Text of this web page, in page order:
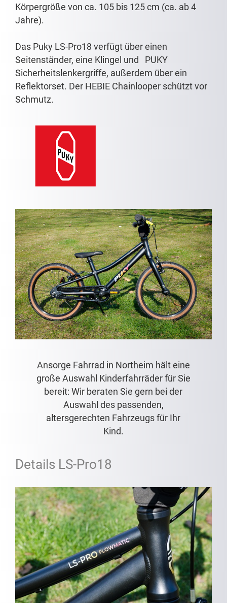
Körpergröße von ca. 105 bis 125 cm (ca. ab 4
Jahre).
Das Puky LS-Pro18 verfügt über einen
Seitenständer, eine Klingel und PUKY
Sicherheitslenkergriffe, außerdem über ein
Reflektorset. Der HEBIE Chainlooper schützt vor
Schmutz.
Ansorge Fahrrad in Northeim hält eine
große Auswahl Kinderfahrräder für Sie
bereit: Wir beraten Sie gern bei der
Auswahl des passenden,
altersgerechten Fahrzeugs für Ihr
Kind.
Details LS-Pro18